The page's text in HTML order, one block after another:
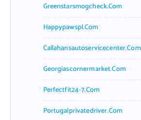
Greenstarsmogcheck.com
Happypawspl.com
Callahansautoservicecenter.com
Georgiascornermarket.com
Perfectfit24-7.com
Portugalprivatedriver.com